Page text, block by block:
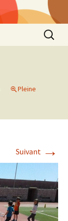
Pleine
Suivant →